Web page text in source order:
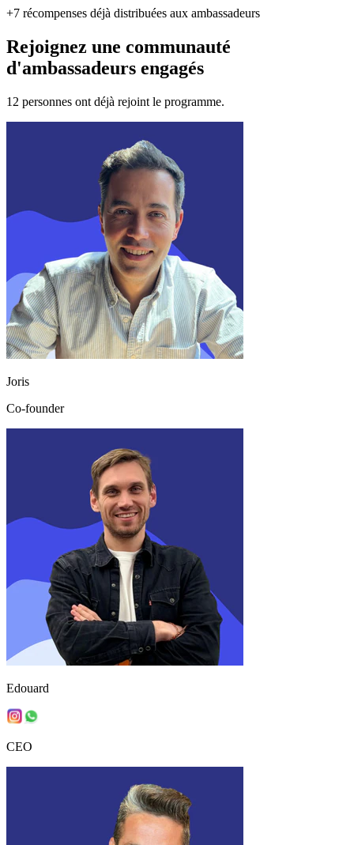
+7 récompenses déjà distribuées aux ambassadeurs
Rejoignez une communauté
d'ambassadeurs engagés
12 personnes ont déjà rejoint le programme.
Joris
Co-founder
Edouard
CEO